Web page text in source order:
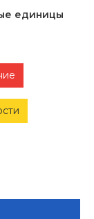
единицы